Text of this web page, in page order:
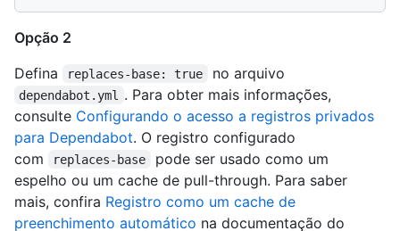
Opção 2
Defina
replaces-base: true no arquivo
dependabot.yml
. Para obter mais informações,
consulte Configurando o acesso a registros privados
para Dependabot. O registro configurado
com
replaces-base
pode ser usado como um
espelho ou um cache de pull-through. Para saber
mais, confira Registro como um cache de
preenchimento automático na documentação do